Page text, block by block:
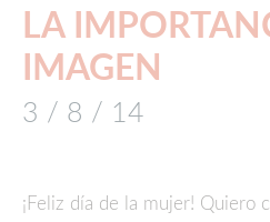
LA
IMAGEN
3 / 8 / 14
¡Feliz día de la mujer! Quiero